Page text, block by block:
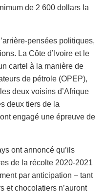
de 2 600 dollars la
pensées politiques,
La Côte d’Ivoire et le
cartel à la manière de
de pétrole (OPEP),
deux voisins d’Afrique
deux tiers de la
engagé une épreuve de
ont annoncé qu’ils
de la récolte 2020-2021
par anticipation – tant
et chocolatiers n’auront